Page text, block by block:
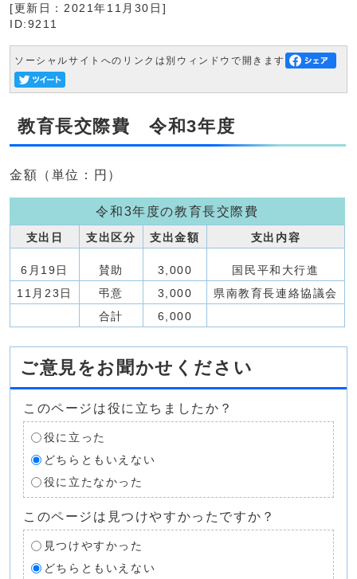
[更新日：2021年11月30日]
ID:9211
ソーシャルサイトへのリンクは別ウィンドウで開きます
教育長交際費 令和3年度
金額（単位：円）
令和3年度の教育長交際費
支出日 支出区分 支出金額 支出内容
6月19日 賛助 3,000
国民平和大行進
11月23日
弔意 3,000
県南教育長連絡協議会
合計
6,000
ご意見をお聞かせください
このページは役に立ちましたか？
役に立った
どちらともいえない
役に立たなかった
このページは見つけやすかったですか？
見つけやすかった
どちらともいえない